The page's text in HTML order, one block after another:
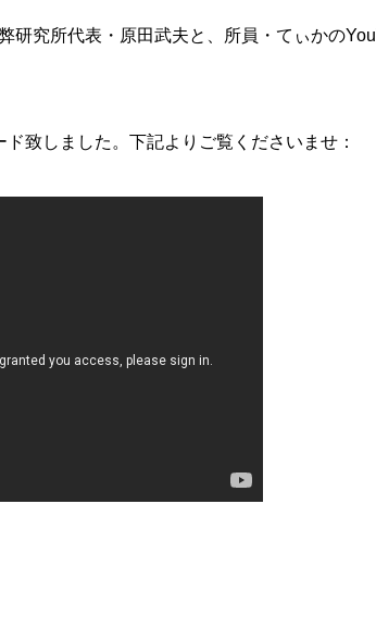
研究所代表・原田武夫と、所員・てぃかの
致しました。下記よりご覧くださいませ：